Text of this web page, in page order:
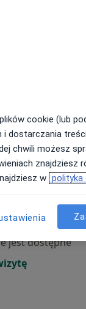
Ndz, Pon,
jest dostępne
cookie (lub
dostarczania
chwili możesz
znajdziesz
w polityka